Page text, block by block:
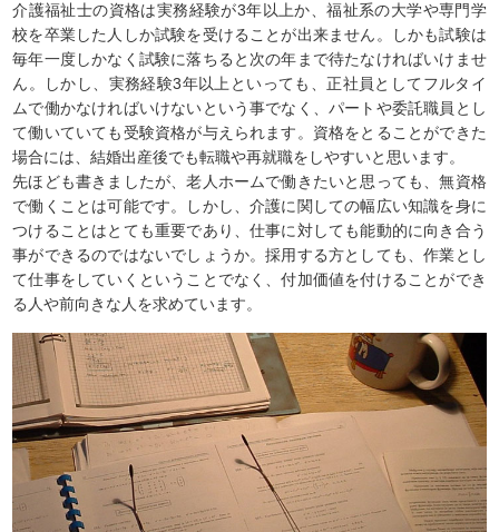
介護福祉士の資格は実務経験が3年以上か、福祉系の大学や専門学
校を卒業した人しか試験を受けることが出来ません。しかも試験は
毎年一度しかなく試験に落ちると次の年まで待たなければいけませ
ん。しかし、実務経験3年以上といっても、正社員としてフルタイ
ムで働かなければいけないという事でなく、パートや委託職員とし
て働いていても受験資格が与えられます。資格をとることができた
場合には、結婚出産後でも転職や再就職をしやすいと思います。
先ほども書きましたが、老人ホームで働きたいと思っても、無資格
で働くことは可能です。しかし、介護に関しての幅広い知識を身に
つけることはとても重要であり、仕事に対しても能動的に向き合う
事ができるのではないでしょうか。採用する方としても、作業とし
て仕事をしていくということでなく、付加価値を付けることができ
る人や前向きな人を求めています。